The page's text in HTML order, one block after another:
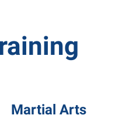
Martial Arts